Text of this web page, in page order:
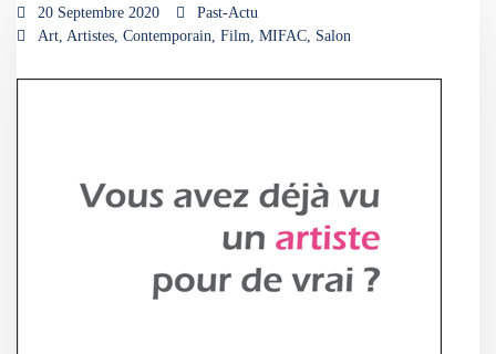
20 Septembre 2020
Past-Actu
Art, Artistes, Contemporain, Film, MIFAC, Salon